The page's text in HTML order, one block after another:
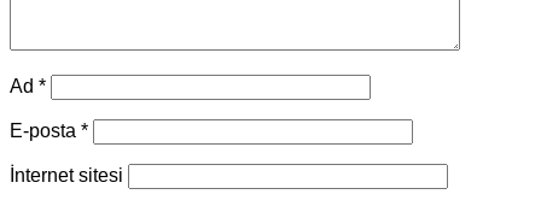
Ad *
E-posta *
İnternet sitesi